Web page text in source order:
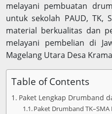
melayani pembuatan
untuk sekolah PAUD, TK,
material berkualitas dan
melayani pembelian di
Magelang Utara Desa
Table of Contents
Paket Lengkap Drumband
Paket Drumband